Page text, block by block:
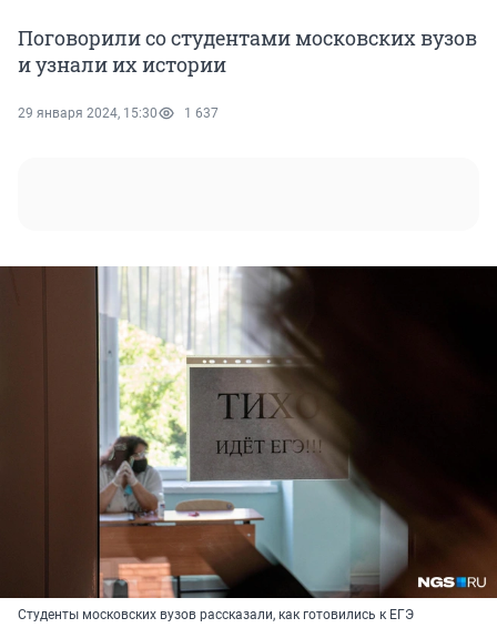
Поговорили со студентами московских вузов
и узнали их истории
29 января 2024, 15:30 1 637
Студенты московских вузов рассказали, как готовились к ЕГЭ